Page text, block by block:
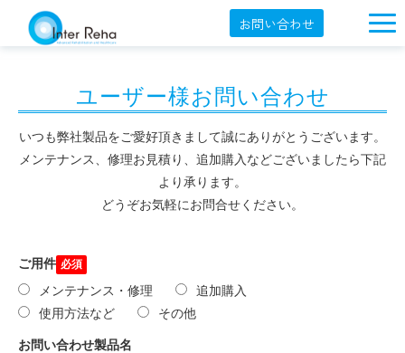
お問い合わせ
製品一覧
展示会・学会
セミナー情報
導入事例
オンラインショップ
English
ユーザー様お問い合わせ
いつも弊社製品をご愛好頂きまして誠にありがとうございます。
メンテナンス、修理お見積り、追加購入などございましたら下記
より承ります。
どうぞお気軽にお問合せください。
ご用件
メンテナンス・修理
追加購入
使用方法など
その他
お問い合わせ製品名